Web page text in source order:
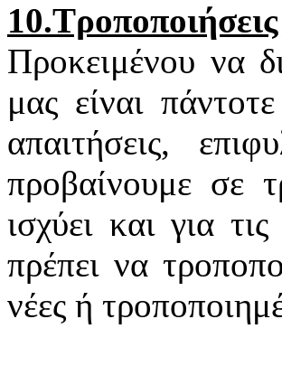
Προκειμένου να
μας είναι
απαιτήσεις,
προβαίνουμε σε
ισχύει και για
πρέπει να
νέες ή